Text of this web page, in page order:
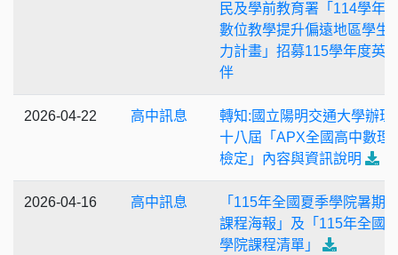
民及學前教育署「114學年
數位教學提升偏遠地區學生
力計畫」招募115學年度英
伴
2026-04-22 高中訊息
轉知:國立陽明交通大學辦理
十八屆「APX全國高中數理
檢定」內容與資訊說明
2026-04-16 高中訊息
「115年全國夏季學院暑期
課程海報」及「115年全國
學院課程清單」